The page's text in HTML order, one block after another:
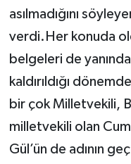
asılmadığını
verdi.Her konuda
belgeleri de
kaldırıldığı
bir çok Milletvekili,
milletvekili olan
Gül’ün de adının